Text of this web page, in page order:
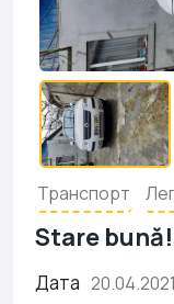
Транспорт
Stare bună!
Дата 20.04.2021